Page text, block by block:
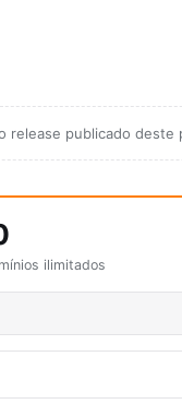
release publicado deste
ilimitados